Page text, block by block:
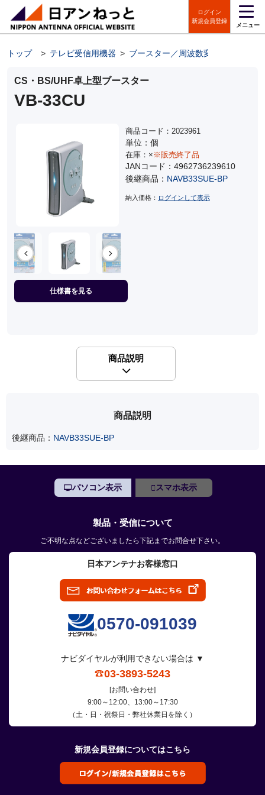
ログイン
新規会員登録
メニュー
トップ > テレビ受信用機器 > ブースター／周波数変換装置
CS・BS/UHF卓上型ブースター
VB-33CU
商品コード：2023961
単位：個
在庫：× ※販売終了品
JANコード：4962736239610
後継商品： NAVB33SUE-BP
納入価格： ログインして表示
仕様書を見る
商品説明
商品説明
後継商品： NAVB33SUE-BP
パソコン表示 スマホ表示
製品・受信について
ご不明な点などございましたら下記までお問合せ下さい。
日本アンテナお客様窓口
0570-091039
ナビダイヤルが利用できない場合は ▼
03-3893-5243
[お問い合わせ]
9:00～12:00、13:00～17:30
（土・日・祝祭日・弊社休業日を除く）
新規会員登録についてはこちら